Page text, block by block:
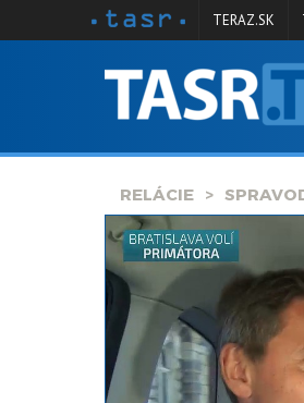
SPRAVODAJSTVO
KONTAKT
ARCHÍV
TERAZ.SK
RELÁCIE